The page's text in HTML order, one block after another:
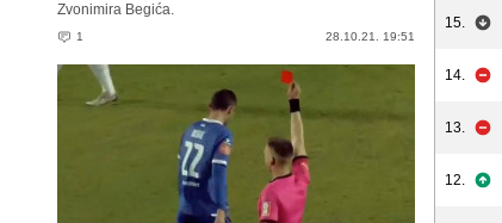
Zvonimira Begića.
1 28.10.21. 19:51
15.
14.
13.
12.